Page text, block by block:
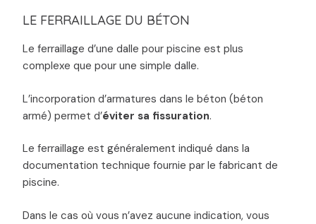
LE FERRAILLAGE DU BÉTON
Le ferraillage d’une dalle pour piscine est plus
complexe que pour une simple dalle.
L’incorporation d’armatures dans le béton (béton
armé) permet d’éviter sa fissuration.
Le ferraillage est généralement indiqué dans la
documentation technique fournie par le fabricant de
piscine.
Dans le cas où vous n’avez aucune indication, vous